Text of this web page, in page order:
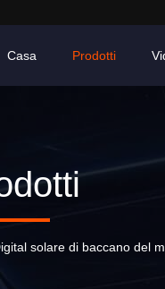
Casa Prodotti
solare di baccano del